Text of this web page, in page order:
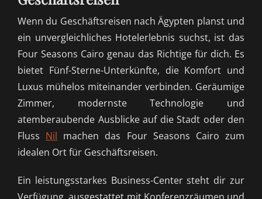
Wenn du Geschäftsreisen nach Ägypten planst und
ein unvergleichliches Hotelerlebnis suchst, ist das
Four Seasons Cairo genau das Richtige für dich. Es
bietet Fünf-Sterne-Unterkünfte, die Komfort und
Luxus mühelos miteinander verbinden. Geräumige
Zimmer, modernste Technologie und
atemberaubende Ausblicke auf die Stadt oder den
Fluss Nil machen das Four Seasons Cairo zum
idealen Ort für Geschäftsreisen.
Ein leistungsstarkes Business-Center steht dir zur